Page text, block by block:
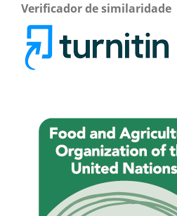
Verificador de similaridade